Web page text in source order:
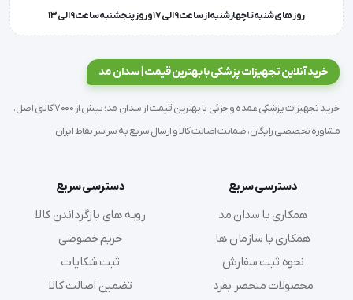
تولید می کنند می توان موارد زیر را نام برد:
CodeMaster
PHYSIO-CONTROL
روز های شنبه تا چهارشنبه از ساعت 9 الی 17 و روز پنجشنبه ساعت 9 الی 13
خرید آنلاین تجهیزات پزشکی با بهترین قیمت | سدان مد
خرید تجهیزات پزشکی عمده و جزئی با بهترین قیمت از سدان مد؛ بیش از 7000 کالای اصل،
مشاوره تخصصی رایگان، ضمانت اصالت کالا و ارسال سریع به سراسر نقاط ایران
دسترسی سریع
همکاری با سدان مد
همکاری با سازمان ها
نحوه ثبت سفارش
محصولات منحصر بفرد
دسترسی سریع
رویه های بازگرداندن کالا
حریم خصوصی
ثبت شکایات
تضمین اصالت کالا